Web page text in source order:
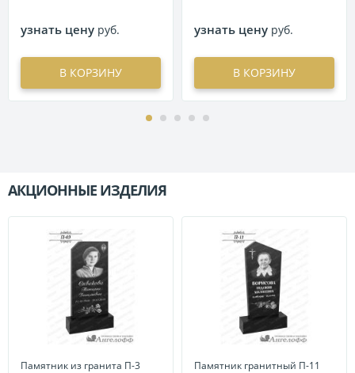
узнать цену руб.
В КОРЗИНУ
узнать цену руб.
В КОРЗИНУ
АКЦИОННЫЕ ИЗДЕЛИЯ
Памятник из гранита П-3 Памятник гранитный П-11